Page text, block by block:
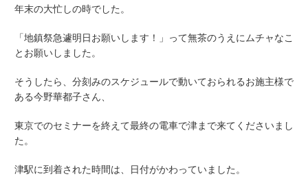
年末の大忙しの時でした。
「地鎮祭急遽明日お願いします！」って無茶のうえにムチャなこ
とお願いしました。
そうしたら、分刻みのスケジュールで動いておられるお施主様で
ある今野華都子さん、
東京でのセミナーを終えて最終の電車で津まで来てくださいまし
た。
津駅に到着された時間は、日付がかわっていました。